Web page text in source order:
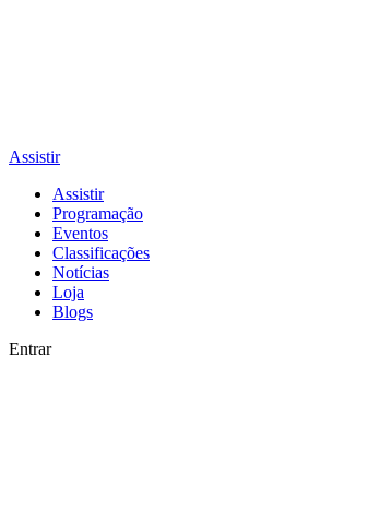
Assistir
Assistir
Programação
Eventos
Classificações
Notícias
Loja
Blogs
Entrar